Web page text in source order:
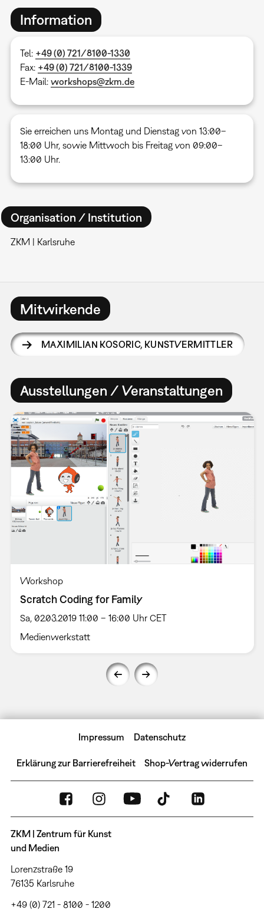
Information
Tel: +49 (0) 721/8100-1330
Fax: +49 (0) 721/8100-1339
E-Mail: workshops@zkm.de
Sie erreichen uns Montag und Dienstag von 13:00–
18:00 Uhr, sowie Mittwoch bis Freitag von 09:00–
13:00 Uhr.
Organisation / Institution
ZKM | Karlsruhe
Mitwirkende
MAXIMILIAN KOSORIC, KUNSTVERMITTLER
Ausstellungen / Veranstaltungen
Workshop
Scratch Coding for Family
Sa, 02.03.2019 11:00 – 16:00 Uhr CET
Medienwerkstatt
Impressum Datenschutz
Erklärung zur Barrierefreiheit Shop-Vertrag widerrufen
ZKM | Zentrum für Kunst
und Medien
Lorenzstraße 19
76135 Karlsruhe
+49 (0) 721 - 8100 - 1200